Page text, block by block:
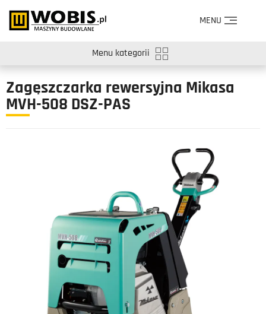
MENU
Menu kategorii
Zagęszczarka rewersyjna Mikasa
MVH-508 DSZ-PAS